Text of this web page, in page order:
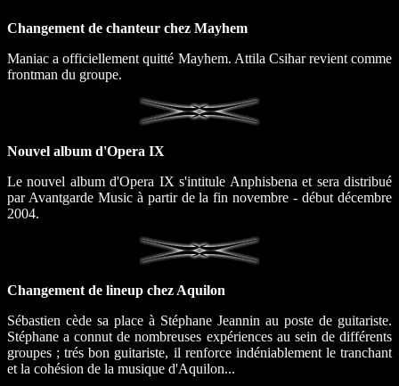
Changement de chanteur chez Mayhem
Maniac a officiellement quitté Mayhem. Attila Csihar revient comme
frontman du groupe.
Nouvel album d'Opera IX
Le nouvel album d'Opera IX s'intitule Anphisbena et sera distribué
par Avantgarde Music à partir de la fin novembre - début décembre
2004.
Changement de lineup chez Aquilon
Sébastien cède sa place à Stéphane Jeannin au poste de guitariste.
Stéphane a connut de nombreuses expériences au sein de différents
groupes ; trés bon guitariste, il renforce indéniablement le tranchant
et la cohésion de la musique d'Aquilon...